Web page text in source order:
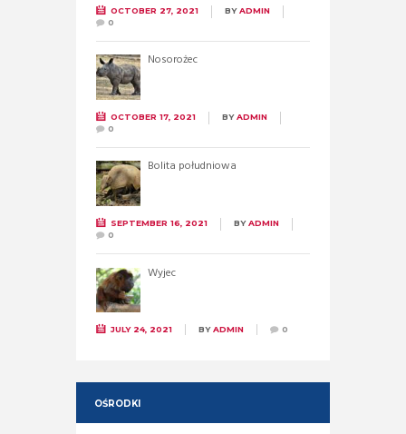
OCTOBER 27, 2021 BYADMIN
0
Nosorożec
OCTOBER 17, 2021 BYADMIN
0
Bolita południowa
SEPTEMBER 16, 2021 BYADMIN
0
Wyjec
JULY 24, 2021 BYADMIN 0
OŚRODKI